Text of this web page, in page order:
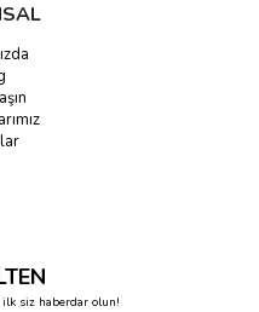
ilk siz haberdar olun!